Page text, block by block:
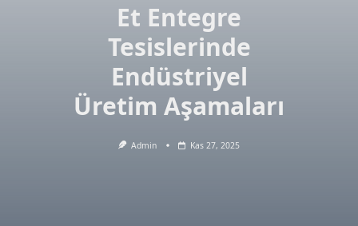
Et Entegre
Tesislerinde
Endüstriyel
Üretim Aşamaları
Admin Kas 27, 2025